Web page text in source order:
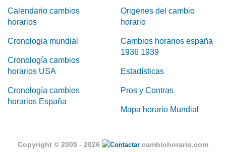
Calendario cambios
horarios
Cronologia mundial
Cronología cambios
horarios USA
Cronología cambios
horarios España
Origenes del cambio
horario
Cambios horarios españa
1936 1939
Estadísticas
Pros y Contras
Mapa horario Mundial
Copyright © 2005 - 2026 cambiohorario.com